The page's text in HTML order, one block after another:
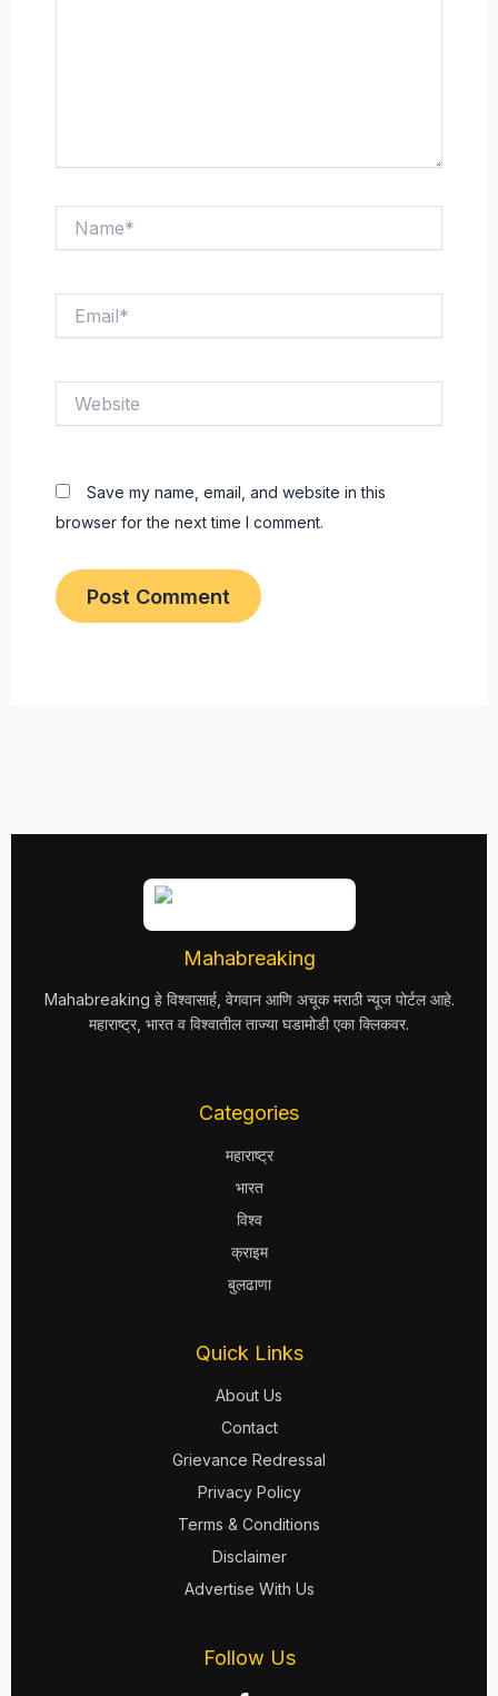
Save my name, email, and website in this
browser for the next time I comment.
Mahabreaking
Mahabreaking हे विश्वासार्ह, वेगवान आणि अचूक मराठी न्यूज पोर्टल आहे.
महाराष्ट्र, भारत व विश्वातील ताज्या घडामोडी एका क्लिकवर.
Categories
महाराष्ट्र
भारत
विश्व
क्राइम
बुलढाणा
Quick Links
About Us
Contact
Grievance Redressal
Privacy Policy
Terms & Conditions
Disclaimer
Advertise With Us
Follow Us